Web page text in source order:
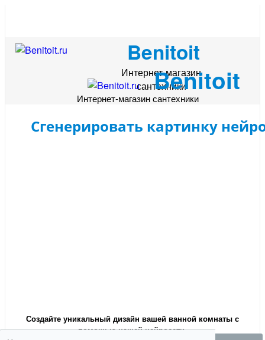
Benitoit
Интернет-магазин
сантехники
Benitoit
Интернет-магазин сантехники
Сгенерировать картинку
Создайте уникальный дизайн вашей ванной комнаты с
помощью нашей нейросети.